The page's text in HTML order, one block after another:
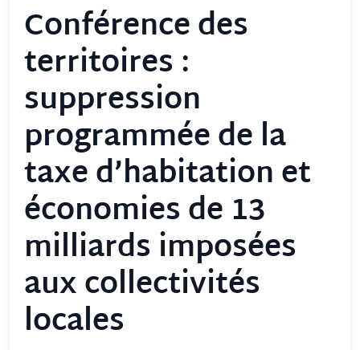
Conférence des
territoires :
suppression
programmée de la
taxe d’habitation et
économies de 13
milliards imposées
aux collectivités
locales